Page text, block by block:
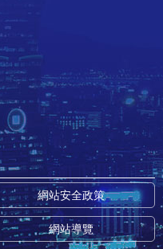
網站安全政策
網站導覽